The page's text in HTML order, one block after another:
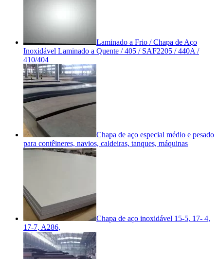
Laminado a Frio / Chapa de Aço
Inoxidável Laminado a Quente / 405 / SAF2205 / 440A /
410/404
Chapa de aço especial médio e pesado
para contêineres, navios, caldeiras, tanques, máquinas
Chapa de aço inoxidável 15-5, 17- 4,
17-7, A286,